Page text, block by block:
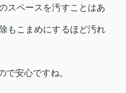
スペースを汚すことはあ
もこまめにするほど汚れ
で安心ですね。